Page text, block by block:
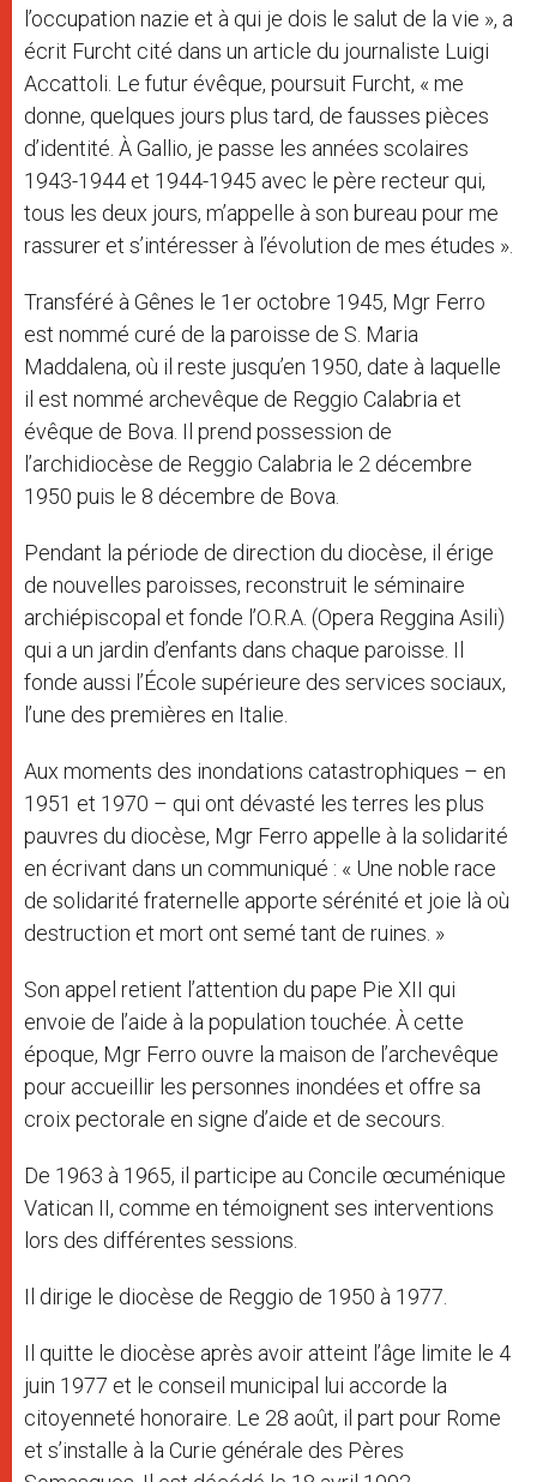
l’occupation nazie et à qui je dois le salut de la vie », a
écrit Furcht cité dans un article du journaliste Luigi
Accattoli. Le futur évêque, poursuit Furcht, « me
donne, quelques jours plus tard, de fausses pièces
d’identité. À Gallio, je passe les années scolaires
1943-1944 et 1944-1945 avec le père recteur qui,
tous les deux jours, m’appelle à son bureau pour me
rassurer et s’intéresser à l’évolution de mes études ».
Transféré à Gênes le 1er octobre 1945, Mgr Ferro
est nommé curé de la paroisse de S. Maria
Maddalena, où il reste jusqu’en 1950, date à laquelle
il est nommé archevêque de Reggio Calabria et
évêque de Bova. Il prend possession de
l’archidiocèse de Reggio Calabria le 2 décembre
1950 puis le 8 décembre de Bova.
Pendant la période de direction du diocèse, il érige
de nouvelles paroisses, reconstruit le séminaire
archiépiscopal et fonde l’O.R.A. (Opera Reggina Asili)
qui a un jardin d’enfants dans chaque paroisse. Il
fonde aussi l’École supérieure des services sociaux,
l’une des premières en Italie.
Aux moments des inondations catastrophiques – en
1951 et 1970 – qui ont dévasté les terres les plus
pauvres du diocèse, Mgr Ferro appelle à la solidarité
en écrivant dans un communiqué : « Une noble race
de solidarité fraternelle apporte sérénité et joie là où
destruction et mort ont semé tant de ruines. »
Son appel retient l’attention du pape Pie XII qui
envoie de l’aide à la population touchée. À cette
époque, Mgr Ferro ouvre la maison de l’archevêque
pour accueillir les personnes inondées et offre sa
croix pectorale en signe d’aide et de secours.
De 1963 à 1965, il participe au Concile œcuménique
Vatican II, comme en témoignent ses interventions
lors des différentes sessions.
Il dirige le diocèse de Reggio de 1950 à 1977.
Il quitte le diocèse après avoir atteint l’âge limite le 4
juin 1977 et le conseil municipal lui accorde la
citoyenneté honoraire. Le 28 août, il part pour Rome
et s’installe à la Curie générale des Pères